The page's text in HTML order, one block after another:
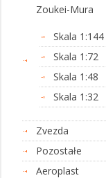
Zoukei-Mura
Skala 1:144
Skala 1:72
Skala 1:48
Skala 1:32
Zvezda
Pozostałe
Aeroplast